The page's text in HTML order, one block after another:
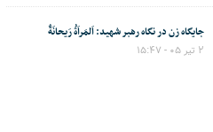
جایگاه زن در نگاه رهبر شهید: اَلمَراَةُ رَیحانَةٌ
۲ تیر ۰۵ - ۱۵:۴۷